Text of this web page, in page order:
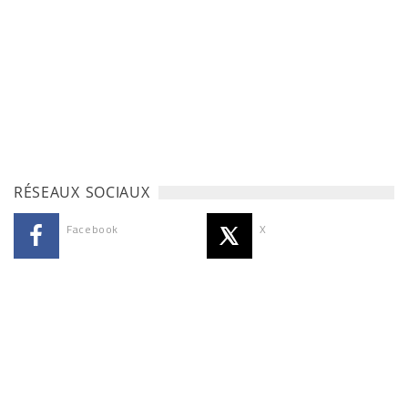
RÉSEAUX SOCIAUX
Facebook X